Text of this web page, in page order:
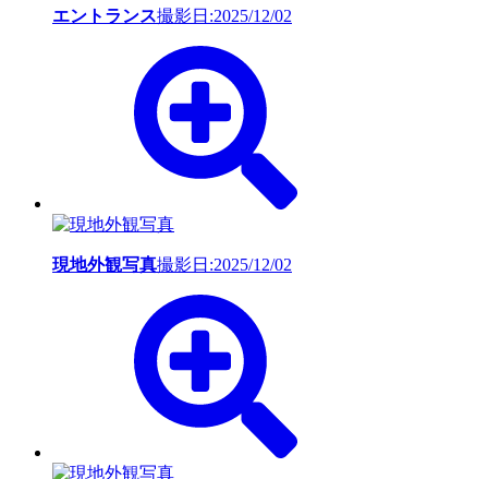
エントランス撮影日:2025/12/02
現地外観写真撮影日:2025/12/02